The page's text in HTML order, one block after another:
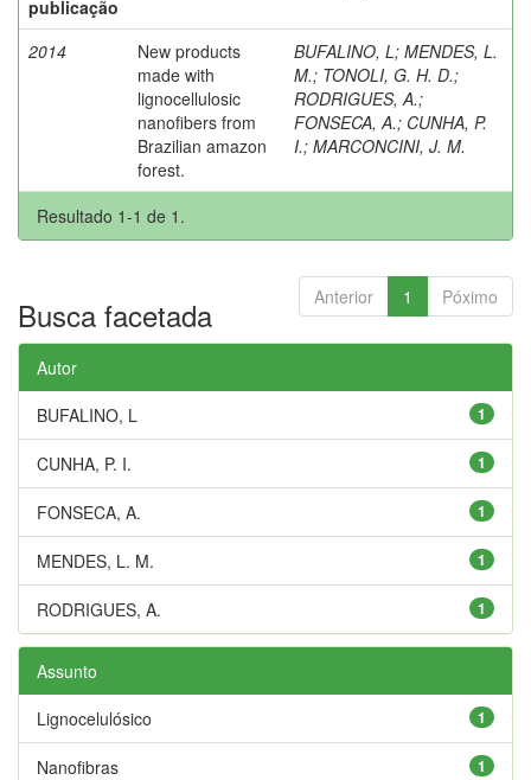
publicação
2014
New products
made with
lignocellulosic
nanofibers from
Brazilian amazon
forest.
BUFALINO, L; MENDES, L.
M.; TONOLI, G. H. D.;
RODRIGUES, A.;
FONSECA, A.; CUNHA, P.
I.; MARCONCINI, J. M.
Resultado 1-1 de 1.
Anterior 1 Póximo
Busca facetada
Autor
1
BUFALINO, L
1
CUNHA, P. I.
1
FONSECA, A.
1
MENDES, L. M.
1
RODRIGUES, A.
Assunto
1
Lignocelulósico
1
Nanofibras